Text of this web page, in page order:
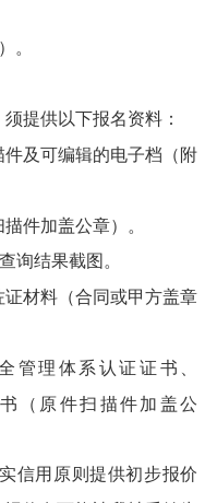
。
提供以下报名资料：
件及可编辑的电子档（附
件加盖公章）。
询结果截图。
证材料（合同或甲方盖章
管理体系认证证书、
（原件扫描件加盖公
信用原则提供初步报价